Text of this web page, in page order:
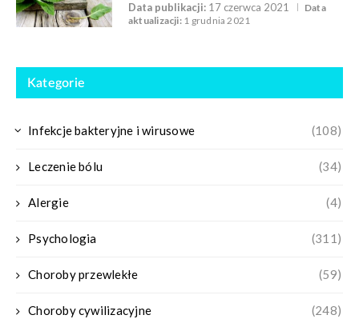
Data publikacji: 17 czerwca 2021
Data
aktualizacji: 1 grudnia 2021
Kategorie
Infekcje bakteryjne i wirusowe (108)
Leczenie bólu (34)
Alergie (4)
Psychologia (311)
Choroby przewlekłe (59)
Choroby cywilizacyjne (248)